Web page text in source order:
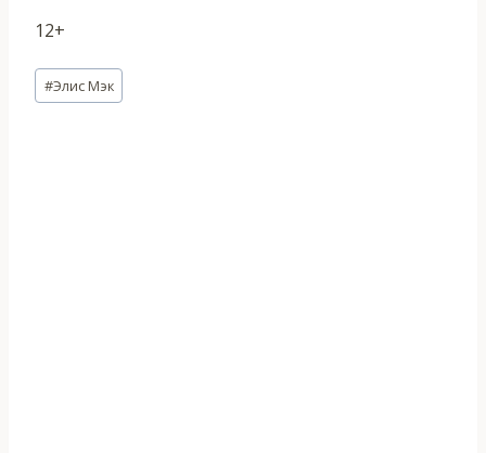
12+
Метки
записи:
#Элис Мэк